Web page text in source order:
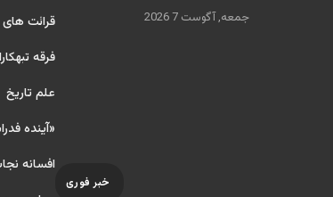
جمعه, آگوست 7 2026
خبر فوری
قرائت های
فرقه
علم تاریخ
«آینده
افسانه